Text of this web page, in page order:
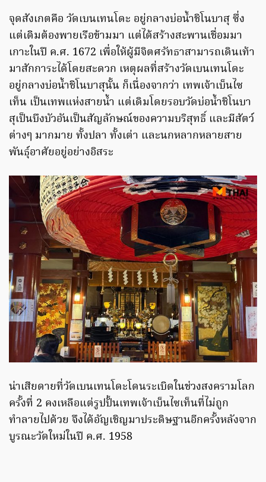
จุดสังเกตคือ วัดเบนเทนโดะ อยู่กลางบ่อน้ำชิโนบาสุ ซึ่ง
แต่เดิมต้องพายเรือข้ามมา แต่ได้สร้างสะพานเชื่อมมา
เกาะในปี ค.ศ. 1672 เพื่อให้ผู้มีจิตศรัทธาสามารถเดินเท้า
มาสักการะได้โดยสะดวก เหตุผลที่สร้างวัดเบนเทนโดะ
อยู่กลางบ่อน้ำชิโนบาสุนั้น ก็เนื่องจากว่า เทพเจ้าเบ็นไซ
เท็น เป็นเทพแห่งสายน้ำ แต่เดิมโดยรอบวัดบ่อน้ำชิโนบา
สุเป็นบึงบัวอันเป็นสัญลักษณ์ของความบริสุทธิ์ และมีสัตว์
ต่างๆ มากมาย ทั้งปลา ทั้งเต่า และนกหลากหลายสาย
พันธุ์อาศัยอยู่อย่างอิสระ
น่าเสียดายที่วัดเบนเทนโดะโดนระเบิดในช่วงสงครามโลก
ครั้งที่ 2 คงเหลือแต่รูปปั้นเทพเจ้าเบ็นไซเท็นที่ไม่ถูก
ทำลายไปด้วย จึงได้อัญเชิญมาประดิษฐานอีกครั้งหลังจาก
บูรณะวัดใหม่ในปี ค.ศ. 1958